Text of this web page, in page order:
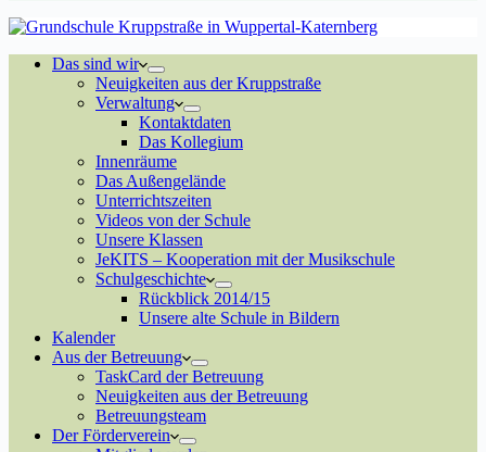
Das sind wir
Neuigkeiten aus der Kruppstraße
Verwaltung
Kontaktdaten
Das Kollegium
Innenräume
Das Außengelände
Unterrichtszeiten
Videos von der Schule
Unsere Klassen
JeKITS – Kooperation mit der Musikschule
Schulgeschichte
Rückblick 2014/15
Unsere alte Schule in Bildern
Kalender
Aus der Betreuung
TaskCard der Betreuung
Neuigkeiten aus der Betreuung
Betreuungsteam
Der Förderverein